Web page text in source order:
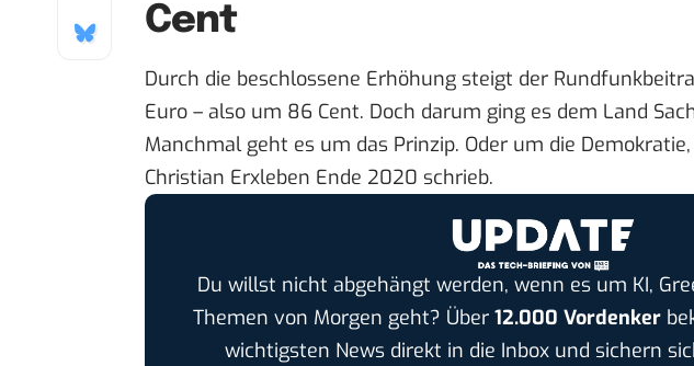
Cent
Durch die beschlossene Erhöhung steigt der
Euro – also um 86 Cent. Doch darum ging es dem Land
Manchmal geht es um das Prinzip. Oder um die Demokratie
Christian Erxleben Ende 2020 schrieb.
Du willst nicht abgehängt werden, wenn es um KI,
Themen von Morgen geht? Über 12.000 Vordenker
wichtigsten News direkt in die Inbox und sichern